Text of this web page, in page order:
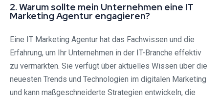
2. Warum sollte mein Unternehmen eine IT
Marketing Agentur engagieren?
Eine IT Marketing Agentur hat das Fachwissen und die
Erfahrung, um Ihr Unternehmen in der IT-Branche effektiv
zu vermarkten. Sie verfügt über aktuelles Wissen über die
neuesten Trends und Technologien im digitalen Marketing
und kann maßgeschneiderte Strategien entwickeln, die